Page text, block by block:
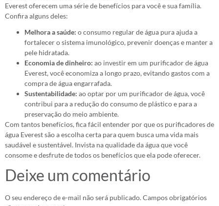
Everest oferecem uma série de benefícios para você e sua família.
Confira alguns deles:
Melhora a saúde: o consumo regular de água pura ajuda a
fortalecer o sistema imunológico, prevenir doenças e manter a
pele hidratada.
Economia de dinheiro: ao investir em um purificador de água
Everest, você economiza a longo prazo, evitando gastos com a
compra de água engarrafada.
Sustentabilidade: ao optar por um purificador de água, você
contribui para a redução do consumo de plástico e para a
preservação do meio ambiente.
Com tantos benefícios, fica fácil entender por que os purificadores de
água Everest são a escolha certa para quem busca uma vida mais
saudável e sustentável. Invista na qualidade da água que você
consome e desfrute de todos os benefícios que ela pode oferecer.
Deixe um comentário
O seu endereço de e-mail não será publicado.Campos obrigatórios